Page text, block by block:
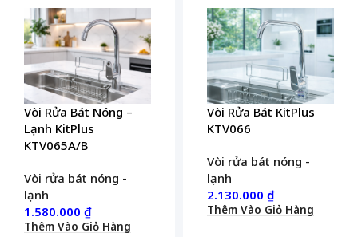
Vòi Rửa Bát Nóng –
Lạnh KitPlus
KTV065A/B
Vòi rửa bát nóng -
lạnh
1.580.000 ₫
Thêm Vào Giỏ Hàng
Vòi Rửa Bát KitPlus
KTV066
Vòi rửa bát nóng -
lạnh
2.130.000 ₫
Thêm Vào Giỏ Hàng